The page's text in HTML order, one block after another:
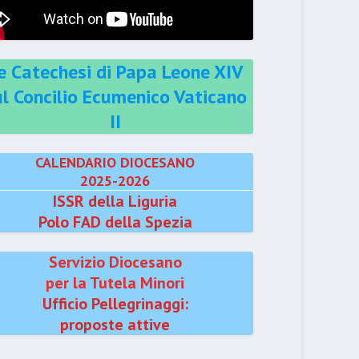
Catechesi di Papa Leone XIV
Concilio Ecumenico Vaticano
II
CALENDARIO DIOCESANO
2025-2026
ISSR della Liguria
Polo FAD della Spezia
Servizio Diocesano
per la Tutela Minori
Ufficio Pellegrinaggi:
proposte attive